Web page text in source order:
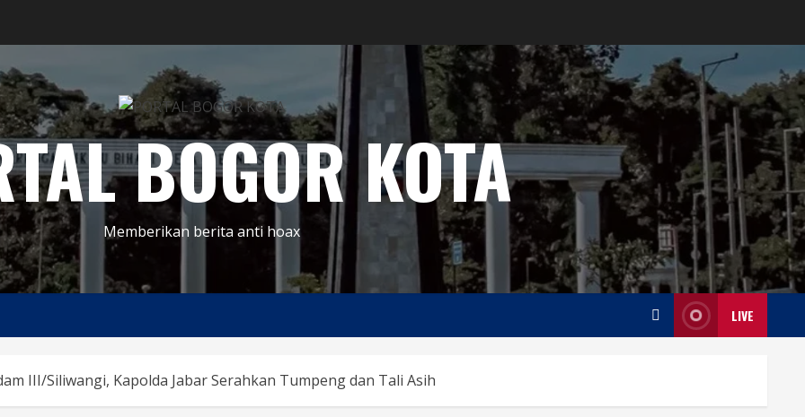
BOGOR KOTA
Memberikan berita anti hoax
LIVE
III/Siliwangi, Kapolda Jabar Serahkan Tumpeng dan Tali Asih